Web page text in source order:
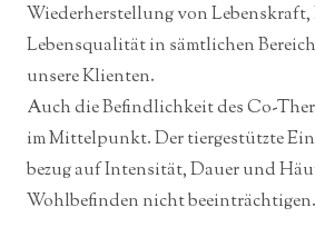
Wiederherstellung von
Lebensqualität in sämtlichen
unsere Klienten.
Auch die Befindlichkeit des Co-
im Mittelpunkt. Der tiergestützte
bezug auf Intensität, Dauer und
Wohlbefinden nicht beeinträchtigen.